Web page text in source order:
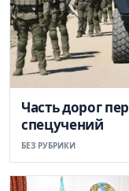
Часть дорог
спецучений
БЕЗ РУБРИКИ